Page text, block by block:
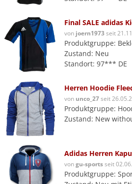
Final SALE adidas
von joern1973seit
Produktgruppe:
Zustand: Neu
Standort: 97*** DE
Herren Hoodie
von unco_27seit
Produktgruppe:
Zustand: New
Adidas Herren
vongu-sportsseit
Produktgruppe: